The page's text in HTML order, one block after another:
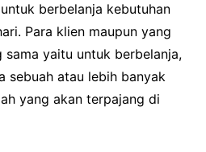
berbelanja kebutuhan
Para klien maupun yang
sama yaitu untuk berbelanja,
sebuah atau lebih banyak
yang akan terpajang di